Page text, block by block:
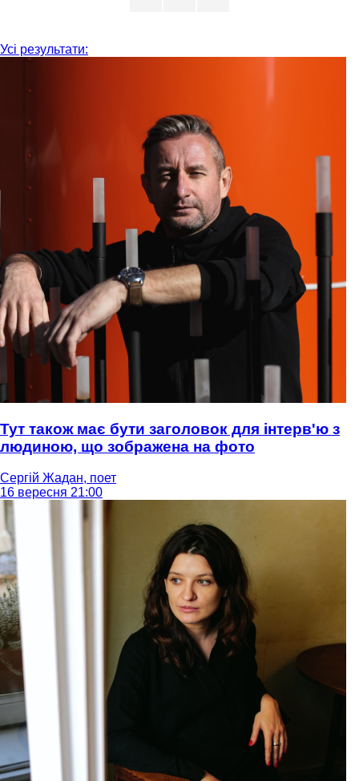
Усі результати:
Тут також має бути заголовок для інтерв'ю з
людиною, що зображена на фото
Сергій Жадан, поет
16 вересня 21:00